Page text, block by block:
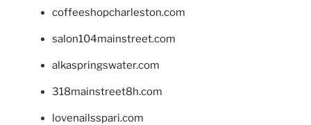
coffeeshopcharleston.com
salon104mainstreet.com
alkaspringswater.com
318mainstreet8h.com
lovenailsspari.com